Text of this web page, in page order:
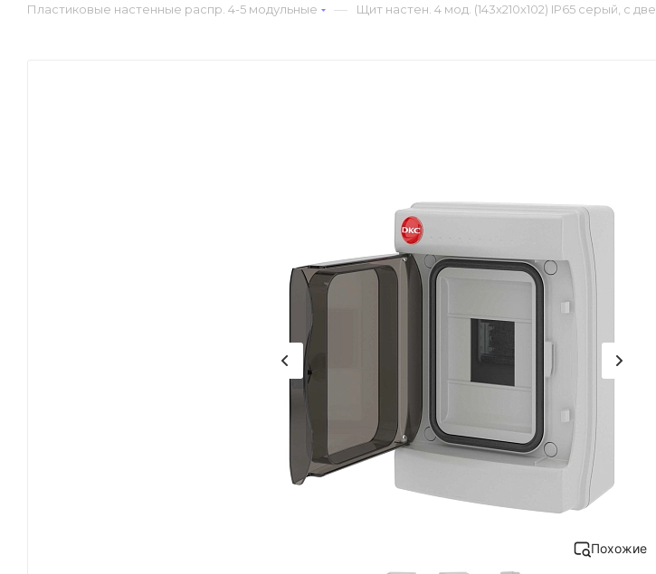
Пластиковые настенные распр. 4-5 модульные — Щит настен. 4 мод. (143х210х102) IP65 серый, с
Похожие